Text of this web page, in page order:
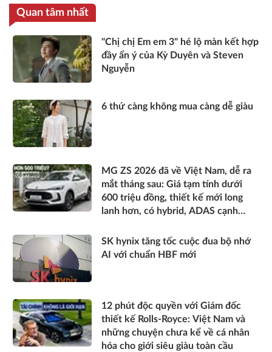
Quan tâm nhất
"Chị chị Em em 3" hé lộ màn kết hợp
đầy ẩn ý của Kỳ Duyên và Steven
Nguyễn
6 thứ càng không mua càng dễ giàu
MG ZS 2026 đã về Việt Nam, dễ ra
mắt tháng sau: Giá tạm tính dưới
600 triệu đồng, thiết kế mới long
lanh hơn, có hybrid, ADAS cạnh
SK hynix tăng tốc cuộc đua bộ nhớ
AI với chuẩn HBF mới
12 phút độc quyền với Giám đốc
thiết kế Rolls-Royce: Việt Nam và
những chuyện chưa kể về cá nhân
hóa cho giới siêu giàu toàn cầu